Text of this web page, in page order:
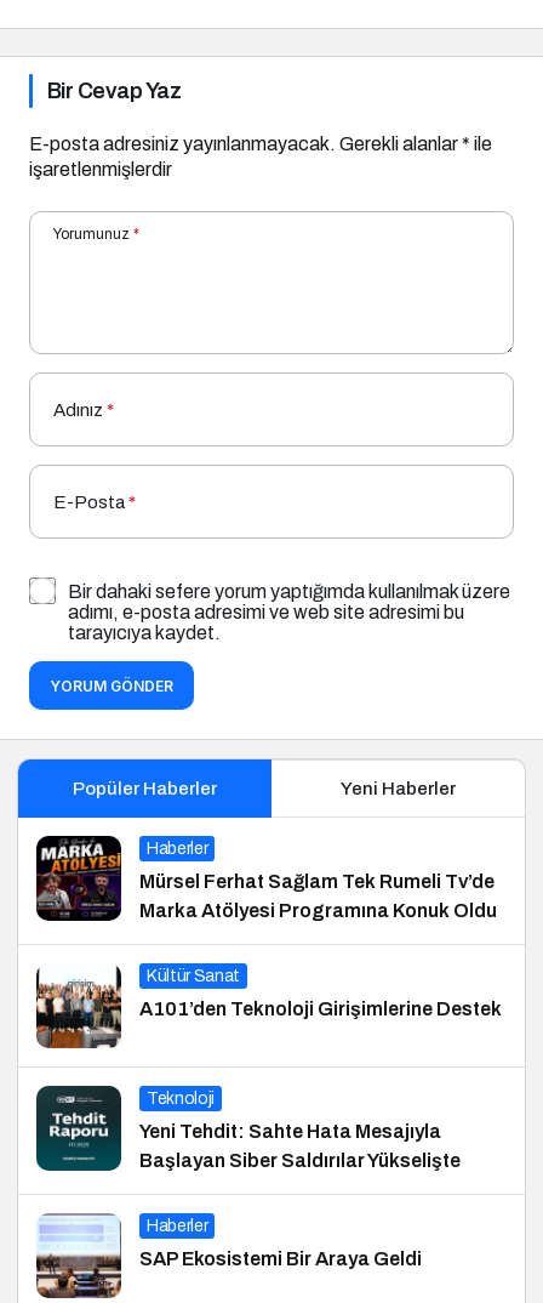
Bir Cevap Yaz
E-posta adresiniz yayınlanmayacak. Gerekli alanlar* ile
işaretlenmişlerdir
Yorumunuz *
Adınız *
E-Posta*
Bir dahaki sefere yorum yaptığımda kullanılmak üzere
adımı, e-posta adresimi ve web site adresimi bu
tarayıcıya kaydet.
YORUM GÖNDER
Popüler Haberler Yeni Haberler
Haberler
Mürsel Ferhat Sağlam Tek Rumeli Tv’de
Marka Atölyesi Programına Konuk Oldu
Kültür Sanat
A101’den Teknoloji Girişimlerine Destek
Teknoloji
Yeni Tehdit: Sahte Hata Mesajıyla
Başlayan Siber Saldırılar Yükselişte
Haberler
SAP Ekosistemi Bir Araya Geldi